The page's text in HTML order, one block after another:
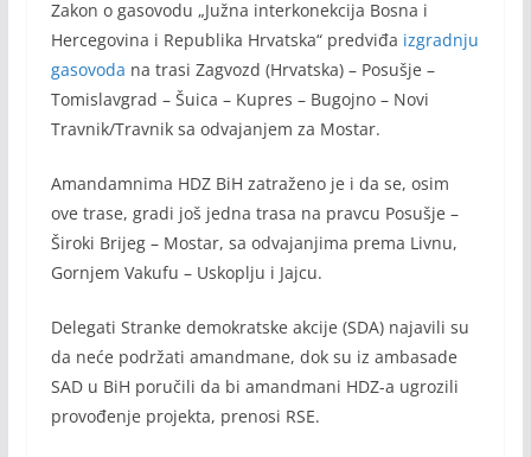
Zakon o gasovodu „Južna interkonekcija Bosna i
Hercegovina i Republika Hrvatska“ predviđa izgradnju
gasovoda na trasi Zagvozd (Hrvatska) – Posušje –
Tomislavgrad – Šuica – Kupres – Bugojno – Novi
Travnik/Travnik sa odvajanjem za Mostar.
Amandamnima HDZ BiH zatraženo je i da se, osim
ove trase, gradi još jedna trasa na pravcu Posušje –
Široki Brijeg – Mostar, sa odvajanjima prema Livnu,
Gornjem Vakufu – Uskoplju i Jajcu.
Delegati Stranke demokratske akcije (SDA) najavili su
da neće podržati amandmane, dok su iz ambasade
SAD u BiH poručili da bi amandmani HDZ-a ugrozili
provođenje projekta, prenosi RSE.